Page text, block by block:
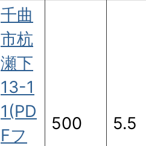
千曲
市杭
瀬下
13-1
1(PD
Fフ
500 5.5